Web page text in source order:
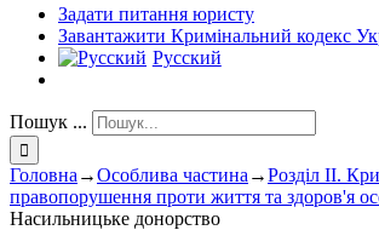
Задати питання юристу
Завантажити Кримінальний кодекс
Русский
Пошук ...
Головна →Особлива частина →Розділ II.
правопорушення проти життя та здоров'я
Насильницьке донорство